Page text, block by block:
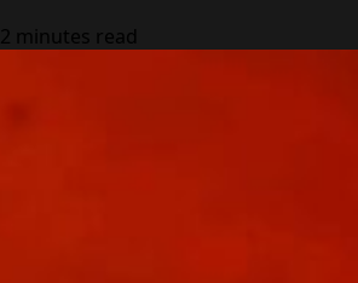
2 minutes read